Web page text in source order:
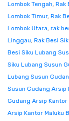
Lombok Tengah, Rak
Lombok Timur, Rak
Lombok Utara, rak
Linggau, Rak Besi
Besi Siku Lubang
Siku Lubang Susun
Lubang Susun
Susun Gudang Arsip
Gudang Arsip Kantor
Arsip Kantor Maluku